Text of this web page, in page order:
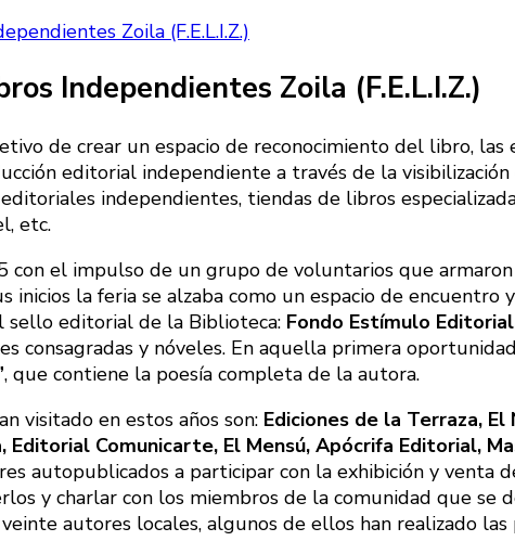
Zoila (F.E.L.I.Z.)
Independientes Zoila (F.E.L.I.Z.)
de crear un espacio de reconocimiento del libro,
editorial independiente a través de la
independientes, tiendas de libros
etc.
con el impulso de un grupo de voluntarios que
inicios la feria se alzaba como un espacio de
sello editorial de la Biblioteca: Fondo Estímulo
consagradas y nóveles. En aquella primera
, que contiene la poesía completa de la autora.
visitado en estos años son: Ediciones de la Terraza,
Comunicarte, El Mensú, Apócrifa Editorial,
autopublicados a participar con la exhibición y
y charlar con los miembros de la comunidad que
autores locales, algunos de ellos han realizado